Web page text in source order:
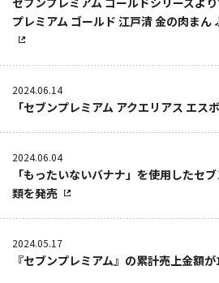
プレミアム ゴールド 江戸清 金の肉まん
2024.06.14
「セブンプレミアム アクエリアス エス
2024.06.04
「もったいないバナナ」を使用したセ
類を発売
2024.05.17
『セブンプレミアム』の累計売上金額